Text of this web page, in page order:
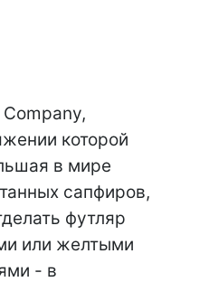
которой
в мире
сапфиров,
футляр
или желтыми
- в